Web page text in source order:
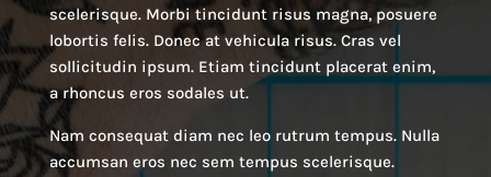
scelerisque. Morbi tincidunt risus magna, posuere
lobortis felis. Donec at vehicula risus. Cras vel
sollicitudin ipsum. Etiam tincidunt placerat enim,
a rhoncus eros sodales ut.
Nam consequat diam nec leo rutrum tempus. Nulla
accumsan eros nec sem tempus scelerisque.